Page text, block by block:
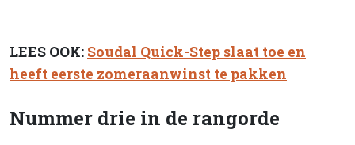
LEES OOK: Soudal Quick-Step slaat toe en
heeft eerste zomeraanwinst te pakken
Nummer drie in de rangorde